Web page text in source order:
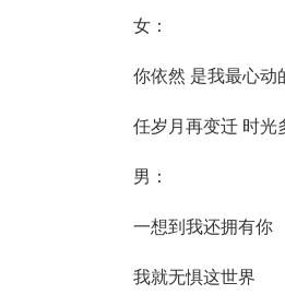
女：
你依然 是我最心动
任岁月再变迁 时光
男：
一想到我还拥有你
我就无惧这世界